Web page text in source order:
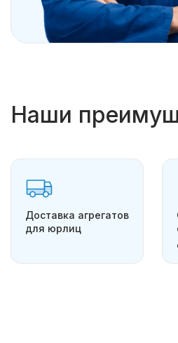
Наши
Доставка агрегатов
для юрлиц